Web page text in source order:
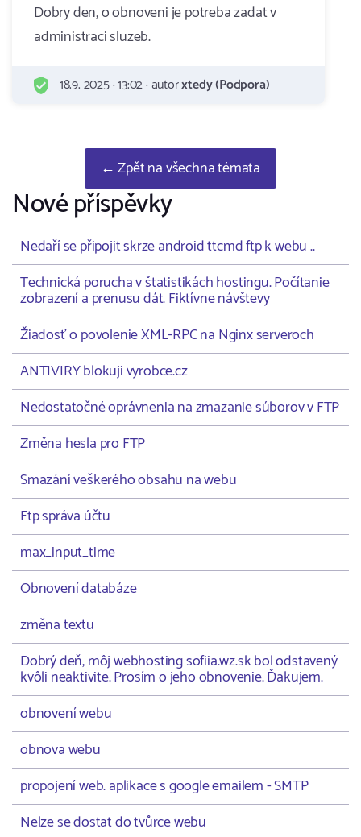
Dobry den, o obnoveni je potreba zadat v
administraci sluzeb.
18.9. 2025 · 13:02 · autorxtedy (Podpora)
← Zpět na všechna témata
Nové příspěvky
Nedaří se připojit skrze android ttcmd ftp k webu ..
Technická porucha v štatistikách hostingu. Počítanie
zobrazení a prenusu dát. Fiktívne návštevy
Žiadosť o povolenie XML-RPC na Nginx serveroch
ANTIVIRY blokuji vyrobce.cz
Nedostatočné oprávnenia na zmazanie súborov v FTP
Změna hesla pro FTP
Smazání veškerého obsahu na webu
Ftp správa účtu
max_input_time
Obnovení databáze
změna textu
Dobrý deň, môj webhosting sofiia.wz.sk bol odstavený
kvôli neaktivite. Prosím o jeho obnovenie. Ďakujem.
obnovení webu
obnova webu
propojení web. aplikace s google emailem - SMTP
Nelze se dostat do tvůrce webu